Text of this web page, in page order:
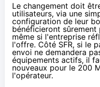
Le changement doit
utilisateurs, via une
configuration de leur
bénéficieront
même si l'entreprise
l'offre. Côté SFR, si le
envoi ne demandera
équipements actifs, il
nouveaux pour le 200
l'opérateur.